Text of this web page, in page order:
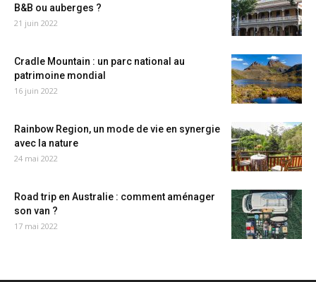
B&B ou auberges ?
21 juin 2022
Cradle Mountain : un parc national au
patrimoine mondial
16 juin 2022
Rainbow Region, un mode de vie en synergie
avec la nature
24 mai 2022
Road trip en Australie : comment aménager
son van ?
17 mai 2022